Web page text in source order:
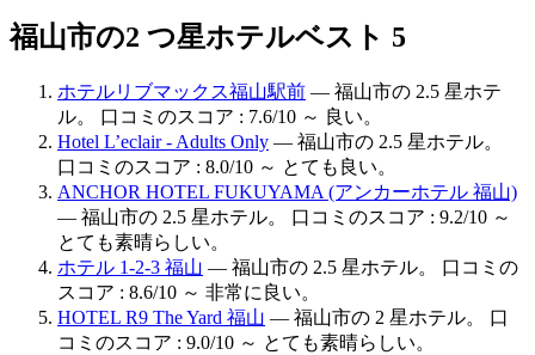
福山市の2 つ星ホテルベスト 5
ホテルリブマックス福山駅前 — 福山市の 2.5 星ホテ
ル。 口コミのスコア : 7.6/10 ～ 良い。
Hotel L’eclair - Adults Only — 福山市の 2.5 星ホテル。
口コミのスコア : 8.0/10 ～ とても良い。
ANCHOR HOTEL FUKUYAMA (アンカーホテル 福山)
— 福山市の 2.5 星ホテル。 口コミのスコア : 9.2/10 ～
とても素晴らしい。
ホテル 1-2-3 福山 — 福山市の 2.5 星ホテル。 口コミの
スコア : 8.6/10 ～ 非常に良い。
HOTEL R9 The Yard 福山 — 福山市の 2 星ホテル。 口
コミのスコア : 9.0/10 ～ とても素晴らしい。